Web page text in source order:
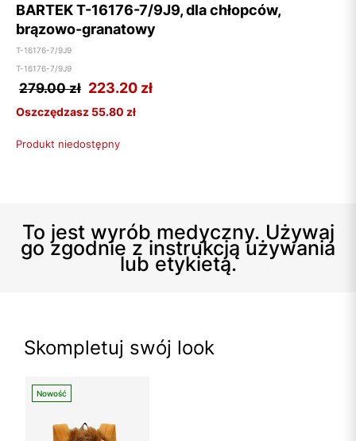
BARTEK T-16176-7/9J9, dla chłopców,
brązowo-granatowy
T-16176-7/9J9
T-16176-7/9J9
279.00 zł 223.20 zł
Oszczędzasz 55.80 zł
Produkt niedostępny
To jest wyrób medyczny. Używaj
go zgodnie z instrukcją używania
lub etykietą.
Skompletuj swój look
Nowość